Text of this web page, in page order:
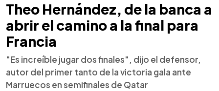
Theo Hernández, de la banca a
abrir el camino a la final para
Francia
"Es increíble jugar dos finales", dijo el defensor,
autor del primer tanto de la victoria gala ante
Marruecos en semifinales de Qatar